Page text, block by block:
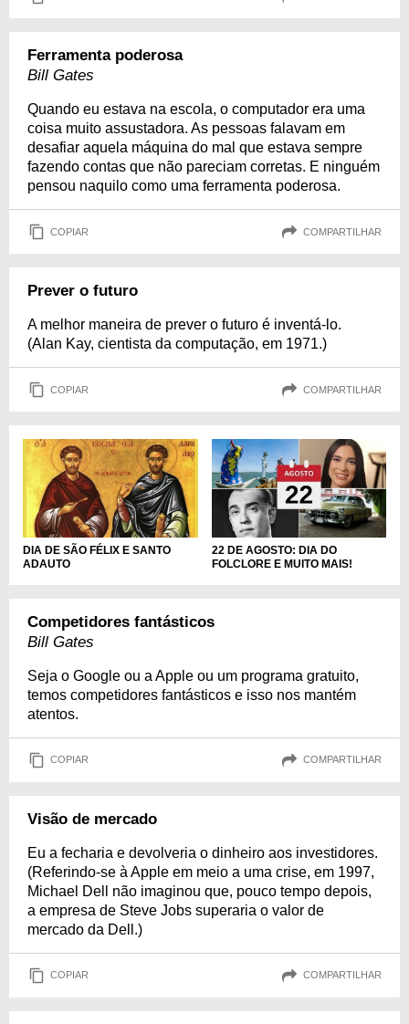
Ferramenta poderosa
Bill Gates
Quando eu estava na escola, o computador era uma
coisa muito assustadora. As pessoas falavam em
desafiar aquela máquina do mal que estava sempre
fazendo contas que não pareciam corretas. E ninguém
pensou naquilo como uma ferramenta poderosa.
COPIAR COMPARTILHAR
Prever o futuro
A melhor maneira de prever o futuro é inventá-lo.
(Alan Kay, cientista da computação, em 1971.)
COPIAR COMPARTILHAR
DIA DE SÃO FÉLIX E SANTO
ADAUTO
22 DE AGOSTO: DIA DO
FOLCLORE E MUITO MAIS!
Competidores fantásticos
Bill Gates
Seja o Google ou a Apple ou um programa gratuito,
temos competidores fantásticos e isso nos mantém
atentos.
COPIAR COMPARTILHAR
Visão de mercado
Eu a fecharia e devolveria o dinheiro aos investidores.
(Referindo-se à Apple em meio a uma crise, em 1997,
Michael Dell não imaginou que, pouco tempo depois,
a empresa de Steve Jobs superaria o valor de
mercado da Dell.)
COPIAR COMPARTILHAR